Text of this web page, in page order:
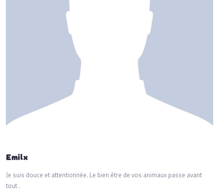
Emilx
Je suis douce et attentionnée. Le bien être de vos animaux passe avant
tout .